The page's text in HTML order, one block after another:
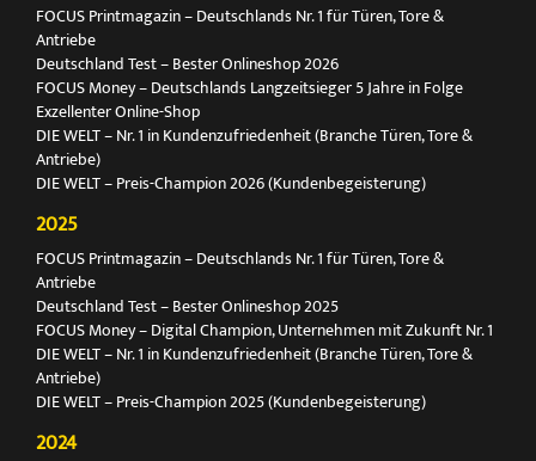
FOCUS Printmagazin – Deutschlands Nr. 1 für Türen, Tore &
Antriebe
Deutschland Test – Bester Onlineshop 2026
FOCUS Money – Deutschlands Langzeitsieger 5 Jahre in Folge
Exzellenter Online-Shop
DIE WELT – Nr. 1 in Kundenzufriedenheit (Branche Türen, Tore &
Antriebe)
DIE WELT – Preis-Champion 2026 (Kundenbegeisterung)
2025
FOCUS Printmagazin – Deutschlands Nr. 1 für Türen, Tore &
Antriebe
Deutschland Test – Bester Onlineshop 2025
FOCUS Money – Digital Champion, Unternehmen mit Zukunft Nr. 1
DIE WELT – Nr. 1 in Kundenzufriedenheit (Branche Türen, Tore &
Antriebe)
DIE WELT – Preis-Champion 2025 (Kundenbegeisterung)
2024